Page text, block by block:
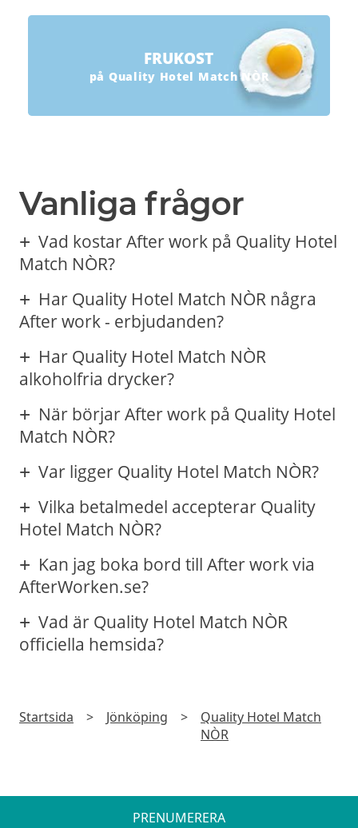
FRUKOST
på Quality Hotel Match NÒR
Vanliga frågor
Vad kostar After work på Quality Hotel
Match NÒR?
Har Quality Hotel Match NÒR några
After work - erbjudanden?
Har Quality Hotel Match NÒR
alkoholfria drycker?
När börjar After work på Quality Hotel
Match NÒR?
Var ligger Quality Hotel Match NÒR?
Vilka betalmedel accepterar Quality
Hotel Match NÒR?
Kan jag boka bord till After work via
AfterWorken.se?
Vad är Quality Hotel Match NÒR
officiella hemsida?
Startsida > Jönköping >
Quality Hotel Match
NÒR
PRENUMERERA